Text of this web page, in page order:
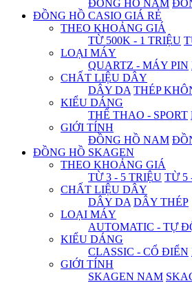
ĐỒNG HỒ NAM
ĐỒNG HỒ CASIO GIÁ RẺ
THEO KHOẢNG GIÁ
TỪ 500K - 1 TRIỆU
LOẠI MÁY
QUARTZ - MÁY PIN
CHẤT LIỆU DÂY
DÂY DA THÉP
KIỂU DÁNG
THỂ THAO - SPORT
GIỚI TÍNH
ĐỒNG HỒ NAM
ĐỒNG HỒ SKAGEN
THEO KHOẢNG GIÁ
TỪ 3 - 5 TRIỆU TỪ 5
CHẤT LIỆU DÂY
DÂY DA DÂY THÉP
LOẠI MÁY
AUTOMATIC - TỰ
KIỂU DÁNG
CLASSIC - CỔ ĐIỂN
GIỚI TÍNH
SKAGEN NAM